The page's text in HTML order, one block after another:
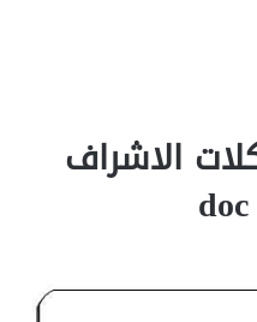
الاشراف